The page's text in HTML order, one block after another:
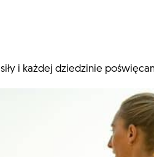
i każdej dziedzinie